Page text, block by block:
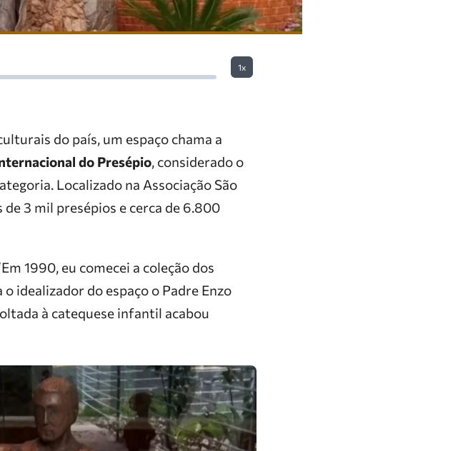
1x
do país, um espaço chama a
do Presépio, considerado o
Localizado na Associação São
3 mil presépios e cerca de 6.800
1990, eu comecei a coleção dos
idealizador do espaço o Padre Enzo
à catequese infantil acabou